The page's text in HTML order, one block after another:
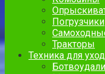
Погрузчики
Тракторы
Техника для